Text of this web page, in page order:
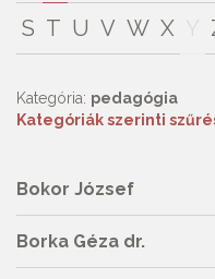
S T U V W X
Kategória: pedagógia
Kategóriák szerinti
Bokor József
Borka Géza dr.